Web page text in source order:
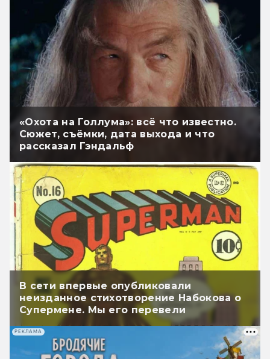
«Охота на Голлума»: всё что известно.
Сюжет, съёмки, дата выхода и что
рассказал Гэндальф
В сети впервые опубликовали
неизданное стихотворение Набокова о
Супермене. Мы его перевели
РЕКЛАМА